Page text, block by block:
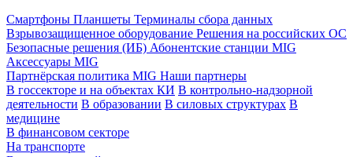
Смартфоны Планшеты Терминалы сбора данных
Взрывозащищенное оборудование Решения на российских ОС
Безопасные решения (ИБ) Абонентские станции MIG
Аксессуары MIG
Партнёрская политика MIG Наши партнеры
В госсекторе и на объектах КИ В контрольно-надзорной
деятельности В образовании В силовых структурах В
медицине
В финансовом секторе
На транспорте